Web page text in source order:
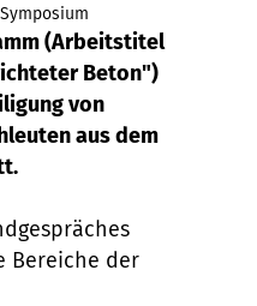
Symposium
(Arbeitstitel
Beton")
von
aus dem
Bereiche der